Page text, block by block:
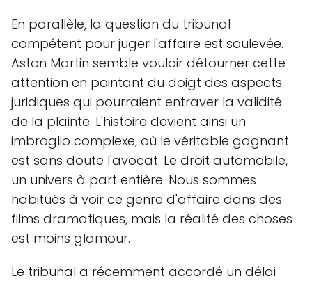
En parallèle, la question du tribunal
compétent pour juger l'affaire est soulevée.
Aston Martin semble vouloir détourner cette
attention en pointant du doigt des aspects
juridiques qui pourraient entraver la validité
de la plainte. L'histoire devient ainsi un
imbroglio complexe, où le véritable gagnant
est sans doute l'avocat. Le droit automobile,
un univers à part entière. Nous sommes
habitués à voir ce genre d'affaire dans des
films dramatiques, mais la réalité des choses
est moins glamour.
Le tribunal a récemment accordé un délai